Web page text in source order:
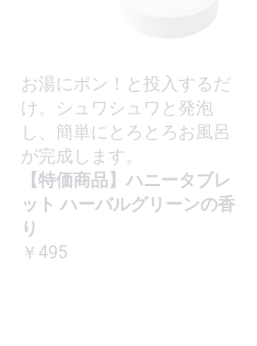
お湯にポン！と投入するだ
け。シュワシュワと発泡
し、簡単にとろとろお風呂
が完成します。
【特価商品】ハニータブレ
ット ハーバルグリーンの香
り
￥495